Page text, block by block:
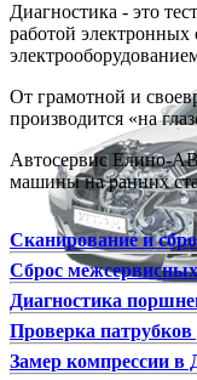
Диагностика - это
работой электронных
От грамотной и
производится «на
Автосервис Елино-
машины на ранних
Сканирование и
Сброс
Диагностика
Проверка
Замер компрессии в